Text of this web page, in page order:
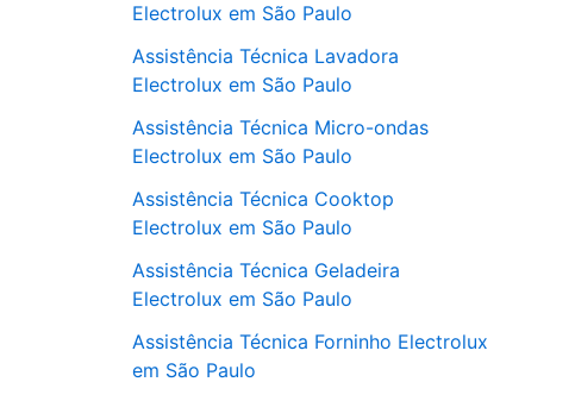
Electrolux em São Paulo
Assistência Técnica Lavadora
Electrolux em São Paulo
Assistência Técnica Micro-ondas
Electrolux em São Paulo
Assistência Técnica Cooktop
Electrolux em São Paulo
Assistência Técnica Geladeira
Electrolux em São Paulo
Assistência Técnica Forninho Electrolux
em São Paulo